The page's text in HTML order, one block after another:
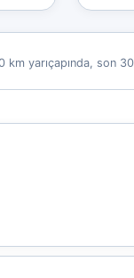
km yarıçapında, son